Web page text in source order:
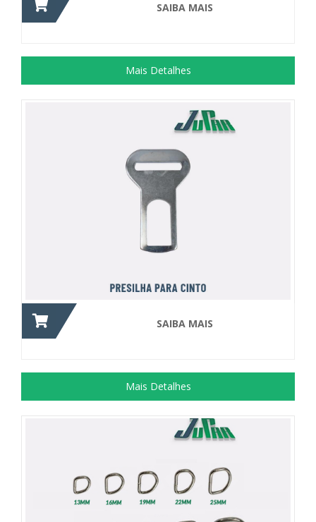
SAIBA MAIS
Mais Detalhes
Acessório utilizado junto a cinta...
SAIBA MAIS
Mais Detalhes
Material com extensa aplicação, como...